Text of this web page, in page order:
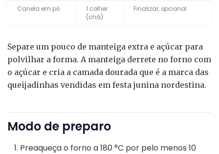
Canela em pó
1 colher
(chá)
Finalizar, opcional
Separe um pouco de manteiga extra e açúcar para
polvilhar a forma. A manteiga derrete no forno com
o açúcar e cria a camada dourada que é a marca das
queijadinhas vendidas em festa junina nordestina.
Modo de preparo
Preaqueça o forno a 180 °C por pelo menos 10